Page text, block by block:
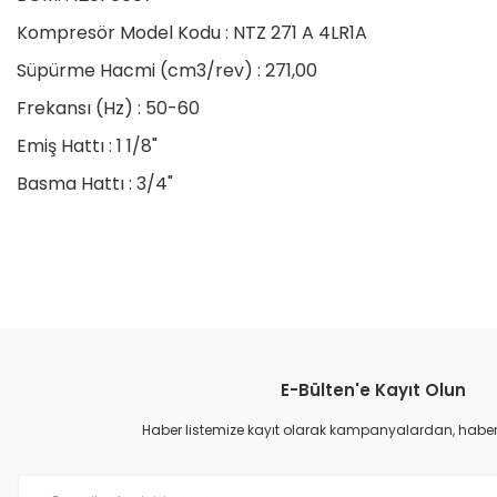
Kompresör Model Kodu : NTZ 271 A 4LR1A
Süpürme Hacmi (cm3/rev) : 271,00
Frekansı (Hz) : 50-60
Emiş Hattı : 1 1/8"
Basma Hattı : 3/4"
Ürün resmi kalitesiz, bozuk veya görüntülenemiyor.
Ürün açıklamasında eksik bilgiler bulunuyor.
E-Bülten'e Kayıt Olun
Haber listemize kayıt olarak kampanyalardan,